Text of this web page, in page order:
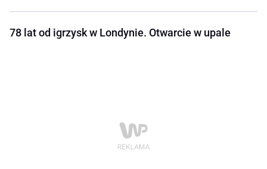
78 lat od igrzysk w Londynie. Otwarcie w upale